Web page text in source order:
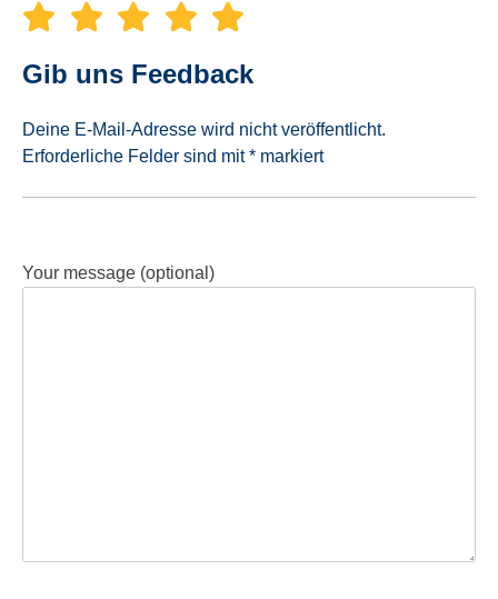
Gib uns Feedback
Deine E-Mail-Adresse wird nicht veröffentlicht.
Erforderliche Felder sind mit * markiert
Your message (optional)